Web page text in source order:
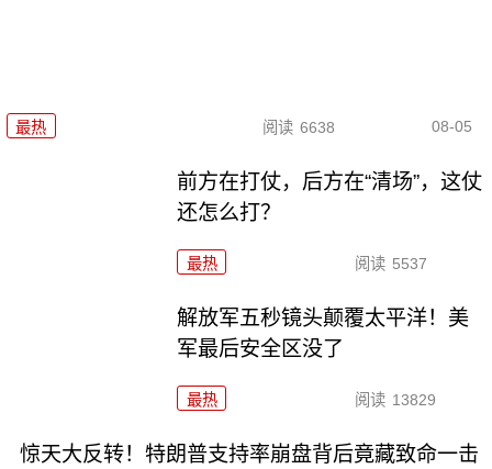
最热 阅读 6638 08-05
前方在打仗，后方在“清场”，这仗
还怎么打？
最热 阅读 5537
解放军五秒镜头颠覆太平洋！美
军最后安全区没了
最热 阅读 13829
惊天大反转！特朗普支持率崩盘背后竟藏致命一击